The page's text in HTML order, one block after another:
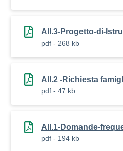
All.3-Progetto-di-
pdf - 268 kb
All.2 -Richiesta
pdf - 47 kb
All.1-Domande-
pdf - 194 kb